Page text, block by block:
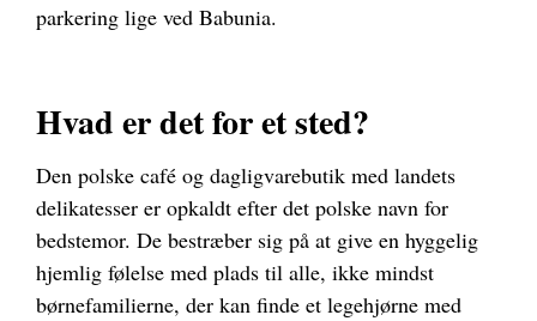
parkering lige ved Babunia.
Hvad er det for et sted?
Den polske café og dagligvarebutik med landets
delikatesser er opkaldt efter det polske navn for
bedstemor. De bestræber sig på at give en hyggelig
hjemlig følelse med plads til alle, ikke mindst
børnefamilierne, der kan finde et legehjørne med